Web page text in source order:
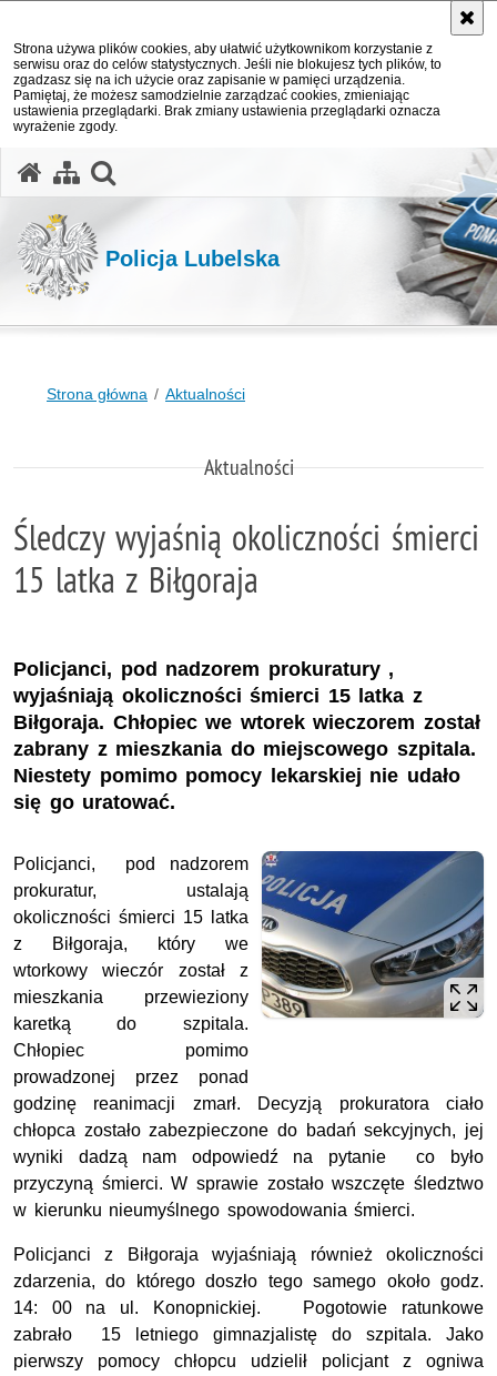
Strona używa plików cookies, aby ułatwić użytkownikom korzystanie z
serwisu oraz do celów statystycznych. Jeśli nie blokujesz tych plików, to
zgadzasz się na ich użycie oraz zapisanie w pamięci urządzenia.
Pamiętaj, że możesz samodzielnie zarządzać cookies, zmieniając
ustawienia przeglądarki. Brak zmiany ustawienia przeglądarki oznacza
wyrażenie zgody.
Policja Lubelska
Strona główna Aktualności
Aktualności
Śledczy wyjaśnią okoliczności śmierci
15 latka z Biłgoraja
Policjanci, pod nadzorem prokuratury ,
wyjaśniają okoliczności śmierci 15 latka z
Biłgoraja. Chłopiec we wtorek wieczorem został
zabrany z mieszkania do miejscowego szpitala.
Niestety pomimo pomocy lekarskiej nie udało
się go uratować.
Policjanci, pod nadzorem
prokuratur, ustalają
okoliczności śmierci 15 latka
z Biłgoraja, który we
wtorkowy wieczór został z
mieszkania przewieziony
karetką do szpitala.
Chłopiec pomimo
prowadzonej przez ponad
godzinę reanimacji zmarł. Decyzją prokuratora ciało
chłopca zostało zabezpieczone do badań sekcyjnych, jej
wyniki dadzą nam odpowiedź na pytanie co było
przyczyną śmierci. W sprawie zostało wszczęte śledztwo
w kierunku nieumyślnego spowodowania śmierci.
Policjanci z Biłgoraja wyjaśniają również okoliczności
zdarzenia, do którego doszło tego samego około godz.
14: 00 na ul. Konopnickiej. Pogotowie ratunkowe
zabrało 15 letniego gimnazjalistę do szpitala. Jako
pierwszy pomocy chłopcu udzielił policjant z ogniwa